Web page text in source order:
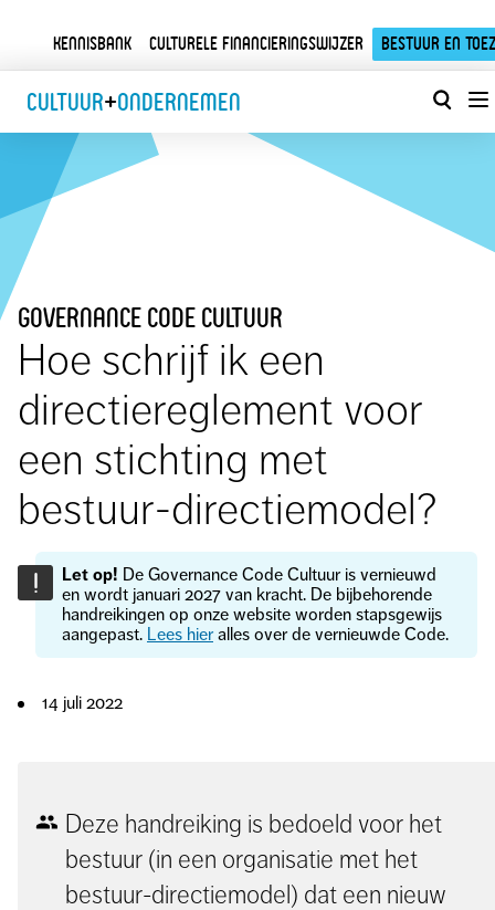
Kennisbank Culturele financieringswijzer Bestuur en
Cultuur+Ondernemen
! Let op! De Governance Code Cultuur is vernieuwd
en wordt januari 2027 van kracht. De bijbehorende
handreikingen op onze website worden stapsgewijs
aangepast. Lees hieralles over de vernieuwde Code.
governance code cultuur
Hoe schrijf ik een
directiereglement voor
een stichting met
bestuur-directiemodel?
14 juli 2022
Deze handreiking is bedoeld voor het
bestuur (in een organisatie met het
bestuur-directiemodel) dat een nieuw